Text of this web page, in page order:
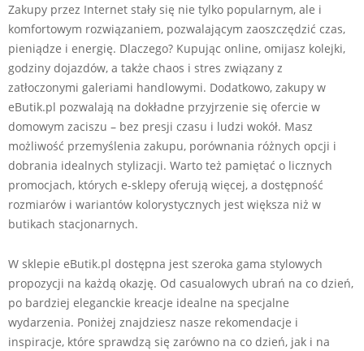
Zakupy przez Internet stały się nie tylko popularnym, ale i
komfortowym rozwiązaniem, pozwalającym zaoszczędzić czas,
pieniądze i energię. Dlaczego? Kupując online, omijasz kolejki,
godziny dojazdów, a także chaos i stres związany z
zatłoczonymi galeriami handlowymi. Dodatkowo, zakupy w
eButik.pl pozwalają na dokładne przyjrzenie się ofercie w
domowym zaciszu – bez presji czasu i ludzi wokół. Masz
możliwość przemyślenia zakupu, porównania różnych opcji i
dobrania idealnych stylizacji. Warto też pamiętać o licznych
promocjach, których e-sklepy oferują więcej, a dostępność
rozmiarów i wariantów kolorystycznych jest większa niż w
butikach stacjonarnych.
W sklepie eButik.pl dostępna jest szeroka gama stylowych
propozycji na każdą okazję. Od casualowych ubrań na co dzień,
po bardziej eleganckie kreacje idealne na specjalne
wydarzenia. Poniżej znajdziesz nasze rekomendacje i
inspiracje, które sprawdzą się zarówno na co dzień, jak i na